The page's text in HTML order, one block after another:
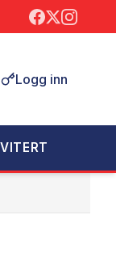
Logg inn